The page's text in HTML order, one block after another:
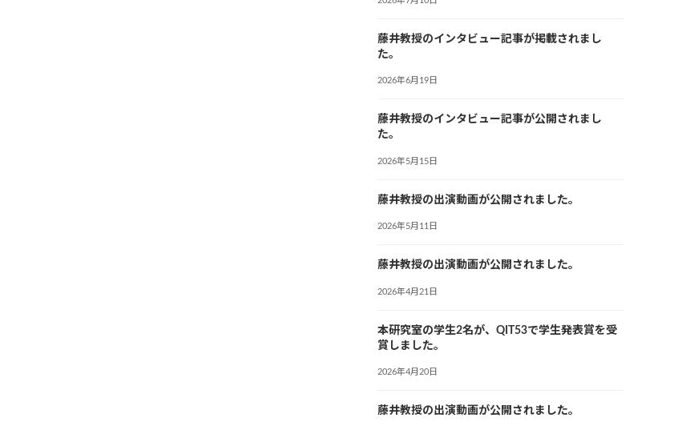
藤井教授のインタビュー記事が掲載されまし
た。
2026年6月19日
藤井教授のインタビュー記事が公開されまし
た。
2026年5月15日
藤井教授の出演動画が公開されました。
2026年5月11日
藤井教授の出演動画が公開されました。
2026年4月21日
本研究室の学生2名が、QIT53で学生発表賞を受
賞しました。
2026年4月20日
藤井教授の出演動画が公開されました。